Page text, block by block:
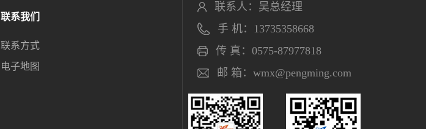
联系我们
联系方式
电子地图
联系人：吴总经理
手 机：13735358668
传 真：0575-87977818
邮 箱：wmx@pengming.com